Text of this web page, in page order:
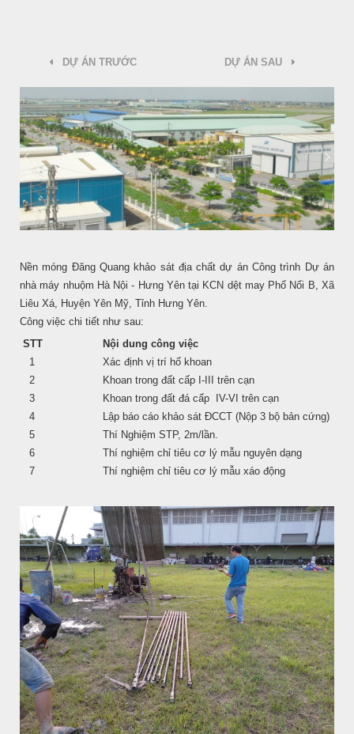
DỰ ÁN TRƯỚC DỰ ÁN SAU
Nền móng Đăng Quang khảo sát địa chất dự án Công trình Dự án
nhà máy nhuộm Hà Nội - Hưng Yên tại KCN dệt may Phố Nối B, Xã
Liêu Xá, Huyện Yên Mỹ, Tỉnh Hưng Yên.
Công việc chi tiết như sau:
STT
Nội dung công việc
1
Xác định vị trí hố khoan
2
Khoan trong đất cấp I-III trên cạn
3
Khoan trong đất đá cấp IV-VI trên cạn
4
Lập báo cáo khảo sát ĐCCT (Nộp 3 bộ bản cứng)
5
Thí Nghiệm STP, 2m/lần.
6
Thí nghiệm chỉ tiêu cơ lý mẫu nguyên dạng
7
Thí nghiệm chỉ tiêu cơ lý mẫu xáo động